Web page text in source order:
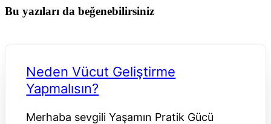
Bu yazıları da beğenebilirsiniz
Neden Vücut Geliştirme
Yapmalısın?
Merhaba sevgili Yaşamın Pratik Gücü